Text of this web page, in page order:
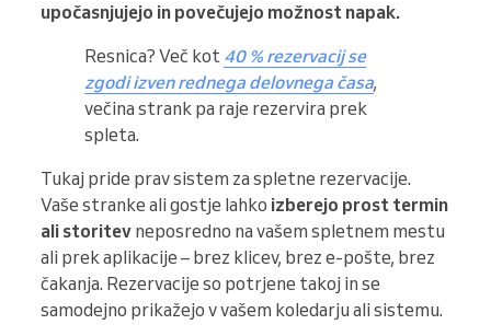
upočasnjujejo in povečujejo možnost napak.
Resnica? Več kot 40 % rezervacij se
zgodi izven rednega delovnega časa,
večina strank pa raje rezervira prek
spleta.
Tukaj pride prav sistem za spletne rezervacije.
Vaše stranke ali gostje lahko izberejo prost termin
ali storitev neposredno na vašem spletnem mestu
ali prek aplikacije – brez klicev, brez e-pošte, brez
čakanja. Rezervacije so potrjene takoj in se
samodejno prikažejo v vašem koledarju ali sistemu.